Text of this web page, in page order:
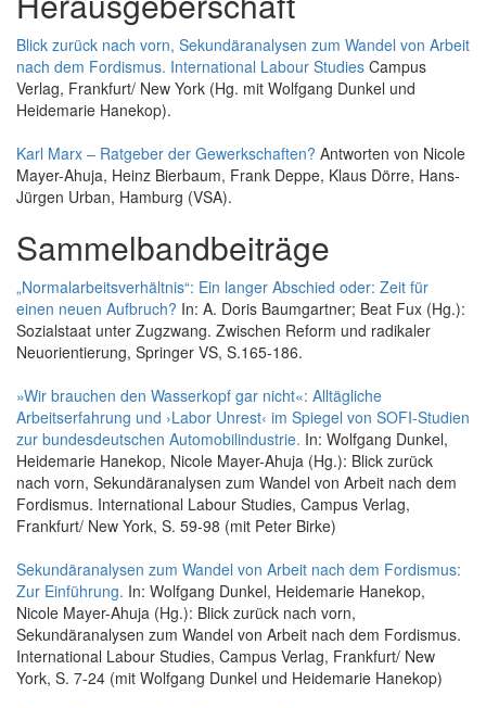
Blick zurück nach vorn, Sekundäranalysen zum Wandel von Arbeit
nach dem Fordismus. International Labour Studies Campus
Verlag, Frankfurt/ New York (Hg. mit Wolfgang Dunkel und
Heidemarie Hanekop).
Karl Marx – Ratgeber der Gewerkschaften? Antworten von Nicole
Mayer-Ahuja, Heinz Bierbaum, Frank Deppe, Klaus Dörre, Hans-
Jürgen Urban, Hamburg (VSA).
Sammelbandbeiträge
„Normalarbeitsverhältnis“: Ein langer Abschied oder: Zeit für
einen neuen Aufbruch? In: A. Doris Baumgartner; Beat Fux (Hg.):
Sozialstaat unter Zugzwang. Zwischen Reform und radikaler
Neuorientierung, Springer VS, S.165-186.
»Wir brauchen den Wasserkopf gar nicht«: Alltägliche
Arbeitserfahrung und ›Labor Unrest‹ im Spiegel von SOFI-Studien
zur bundesdeutschen Automobilindustrie. In: Wolfgang Dunkel,
Heidemarie Hanekop, Nicole Mayer-Ahuja (Hg.): Blick zurück
nach vorn, Sekundäranalysen zum Wandel von Arbeit nach dem
Fordismus. International Labour Studies, Campus Verlag,
Frankfurt/ New York, S. 59-98 (mit Peter Birke)
Sekundäranalysen zum Wandel von Arbeit nach dem Fordismus:
Zur Einführung. In: Wolfgang Dunkel, Heidemarie Hanekop,
Nicole Mayer-Ahuja (Hg.): Blick zurück nach vorn,
Sekundäranalysen zum Wandel von Arbeit nach dem Fordismus.
International Labour Studies, Campus Verlag, Frankfurt/ New
York, S. 7-24 (mit Wolfgang Dunkel und Heidemarie Hanekop)